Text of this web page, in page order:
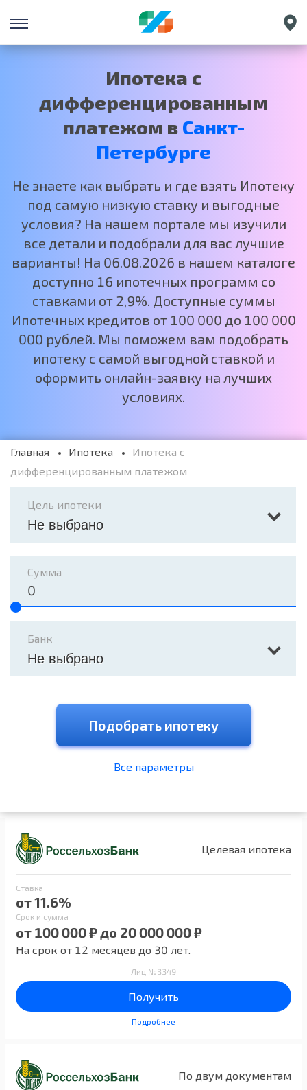
Екатеринбург
Москва
Ипотека с
дифференцированным
платежом в Санкт-
Петербурге
Не знаете как выбрать и где взять Ипотеку
под самую низкую ставку и выгодные
условия? На нашем портале мы изучили
все детали и подобрали для вас лучшие
варианты! На 06.08.2026 в нашем каталоге
доступно 16 ипотечных программ со
ставками от 2,9%. Доступные суммы
Ипотечных кредитов от 100 000 до 100 000
000 рублей. Мы поможем вам подобрать
ипотеку с самой выгодной ставкой и
оформить онлайн-заявку на лучших
условиях.
Главная Ипотека
Ипотека с
дифференцированным платежом
Цель ипотеки
Не выбрано
Сумма
Банк
Не выбрано
Подобрать ипотеку
Все параметры
Целевая ипотека
Ставка
от 11.6%
Срок и сумма
от 100 000 ₽ до 20 000 000 ₽
На срок от 12 месяцев до 30 лет.
Лиц №3349
Получить
Подробнее
По двум документам